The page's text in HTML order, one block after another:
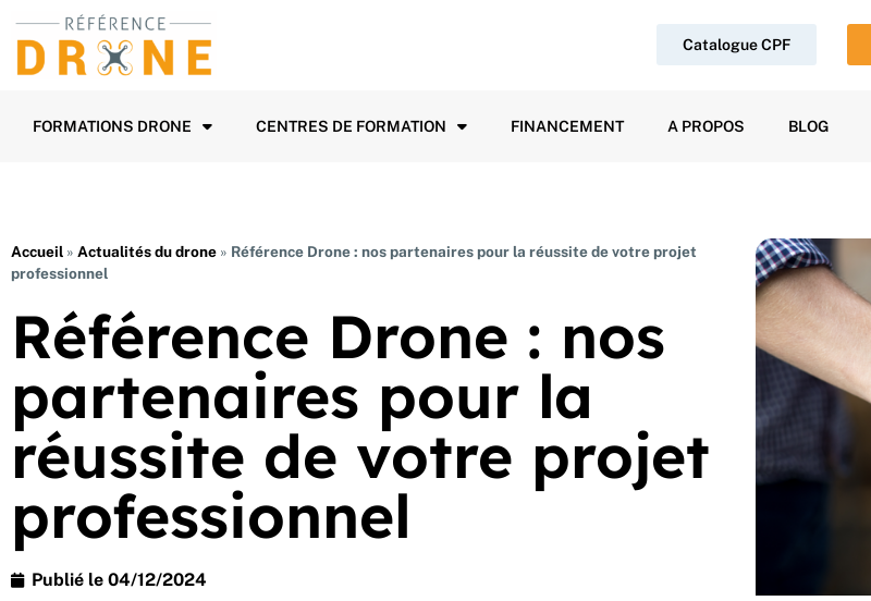
Catalogue CPF
FORMATIONS DRONE CENTRES DE FORMATION FINANCEMENT A PROPOS BLOG
Accueil » Actualités du drone » Référence Drone : nos partenaires pour la réussite de votre projet
professionnel
Référence Drone : nos
partenaires pour la
réussite de votre projet
professionnel
Publié le 04/12/2024